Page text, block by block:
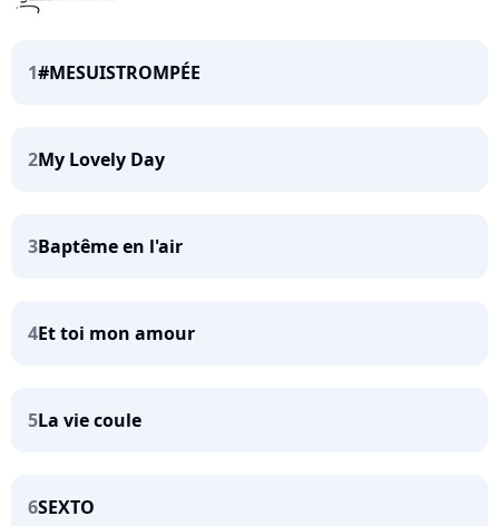
1#MESUISTROMPÉE
2My Lovely Day
3Baptême en l'air
4Et toi mon amour
5La vie coule
6SEXTO